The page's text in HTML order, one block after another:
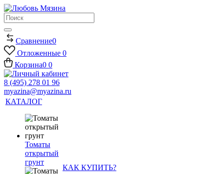
Сравнение0
Отложенные 0
Корзина0 0
8 (495) 278 01 96
myazina@myazina.ru
КАТАЛОГ
Томаты
открытый
грунт
КАК КУПИТЬ?